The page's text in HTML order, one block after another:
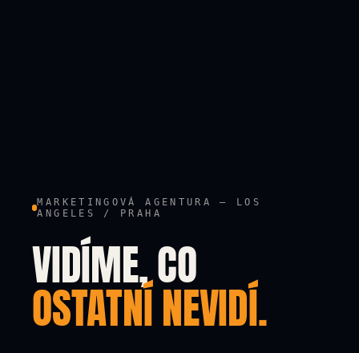
MARKETINGOVÁ AGENTURA — LOS
ANGELES / PRAHA
VIDÍME, CO
OSTATNÍ NEVIDÍ.